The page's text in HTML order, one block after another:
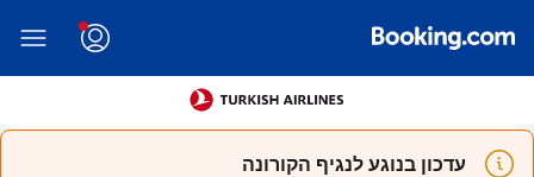
עדכון בנוגע לנגיף הקורונה